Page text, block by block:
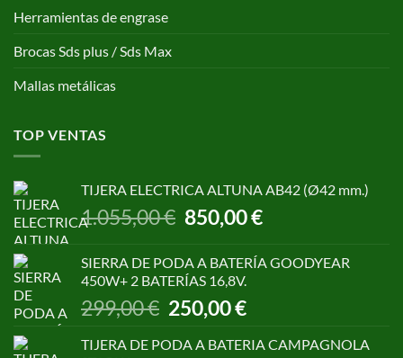
Herramientas de engrase
Brocas Sds plus / Sds Max
Mallas metálicas
TOP VENTAS
TIJERA ELECTRICA ALTUNA AB42 (Ø42 mm.)
1.055,00€ El
precio
era:
1.055,00 €.
850,00€El
es:
SIERRA DE PODA A BATERÍA GOODYEAR
450W+ 2 BATERÍAS 16,8V.
299,00€ El
precio
original
250,00€El
actual
TIJERA DE PODA A BATERIA CAMPAGNOLA